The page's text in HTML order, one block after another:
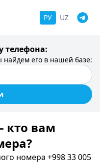
РУ UZ
телефона:
его в нашей базе:
кто вам
номера +998 33 005